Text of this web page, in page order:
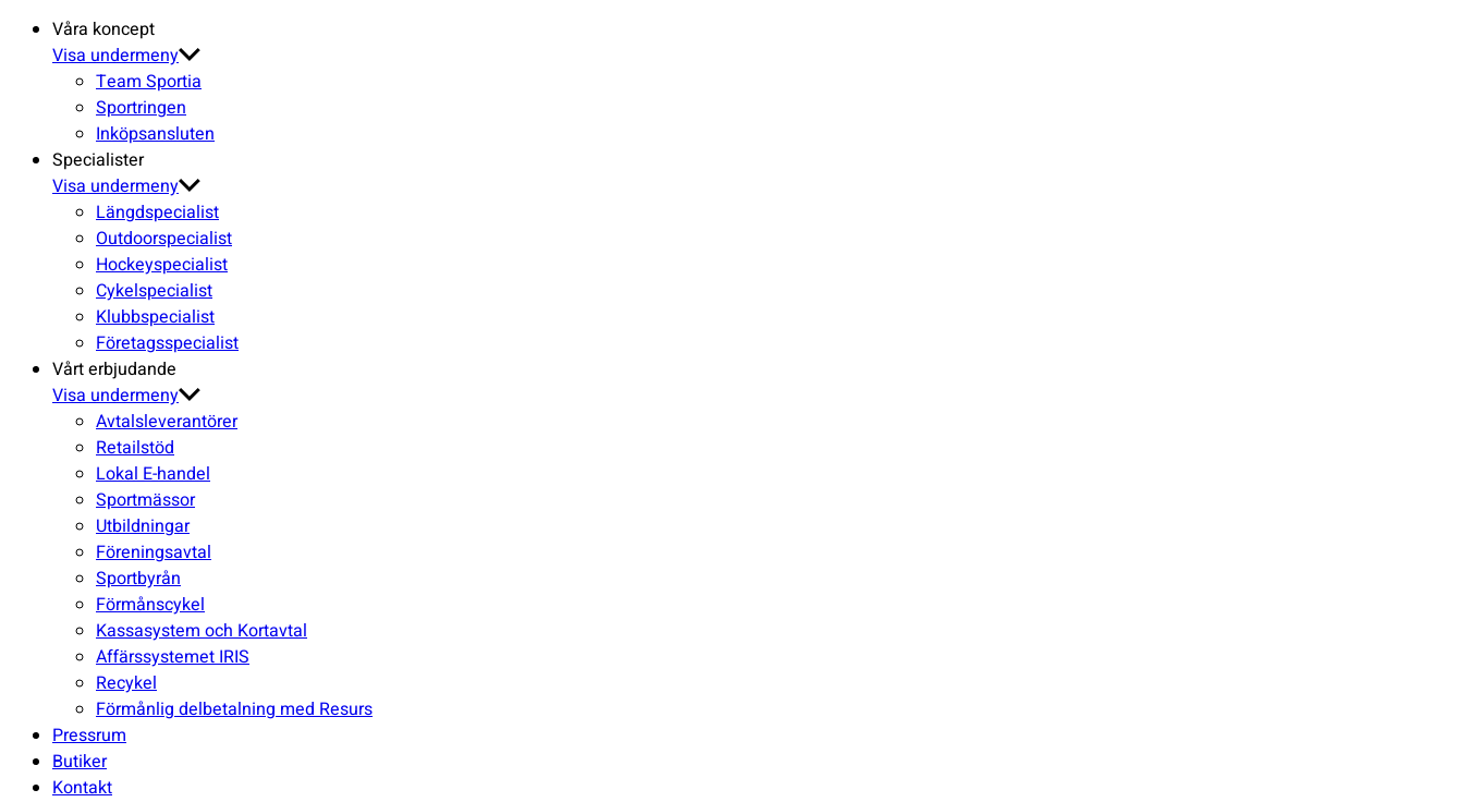
Våra koncept
Visa undermeny
Team Sportia
Sportringen
Inköpsansluten
Specialister
Visa undermeny
Längdspecialist
Outdoorspecialist
Hockeyspecialist
Cykelspecialist
Klubbspecialist
Företagsspecialist
Vårt erbjudande
Visa undermeny
Avtalsleverantörer
Retailstöd
Lokal E-handel
Sportmässor
Utbildningar
Föreningsavtal
Sportbyrån
Förmånscykel
Kassasystem och Kortavtal
Affärssystemet IRIS
Recykel
Förmånlig delbetalning med Resurs
Pressrum
Butiker
Kontakt